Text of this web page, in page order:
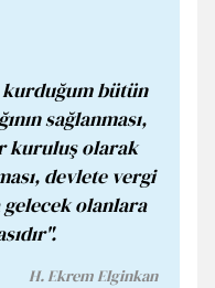
bütün
sağlanması,
kuruluş olarak
devlete vergi
olanlara
H. Ekrem Elginkan